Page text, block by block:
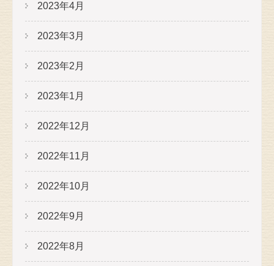
2023年4月
2023年3月
2023年2月
2023年1月
2022年12月
2022年11月
2022年10月
2022年9月
2022年8月